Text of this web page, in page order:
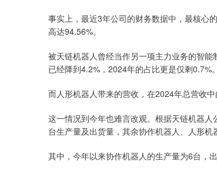
事实上，最近3年公司的财务数据中，最核心
高达94.56%。
被天链机器人曾经当作另一项主力业务的智
已经降到4.2%，2024年的占比更是仅剩0.7%。
而人形机器人带来的营收，在2024年总营收
这一情况到今年也难言改观。根据天链机器
台生产量及出货量，其余协作机器人、人形机
其中，今年以来协作机器人的生产量为6台，